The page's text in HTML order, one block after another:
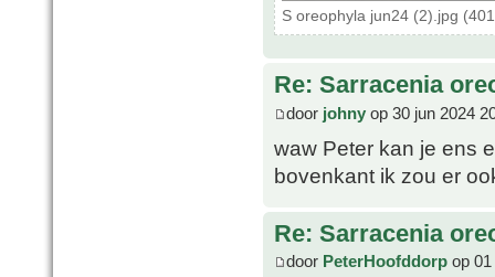
S oreophyla jun24 (2).jpg
Re: Sarracenia
door johny op 30 jun 2024
waw Peter kan je ens
bovenkant ik zou er
Re: Sarracenia
door PeterHoofddorp op